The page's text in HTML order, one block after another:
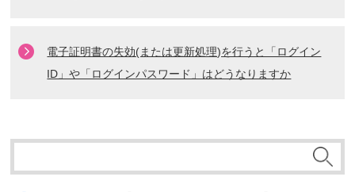
電子証明書の失効(または更新処理)を行うと「ログイン
ID」や「ログインパスワード」はどうなりますか